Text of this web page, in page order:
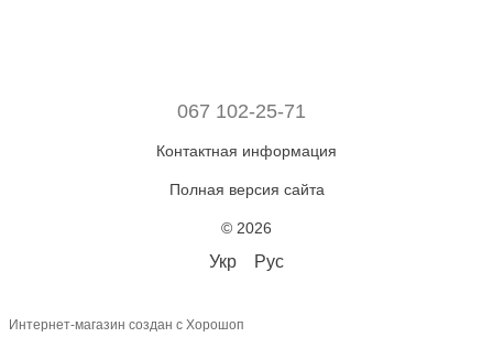
067 102-25-71
Контактная информация
Полная версия сайта
© 2026
Укр Рус
Интернет-магазин создан с Хорошоп